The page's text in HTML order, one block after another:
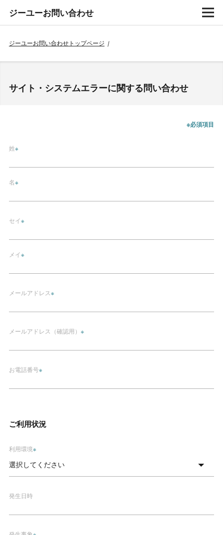
ジーユーお問い合わせ
ジーユーお問い合わせトップページ /
サイト・システムエラーに関する問い合わせ
※必須項目
姓※
名※
セイ※
メイ※
メールアドレス※
メールアドレス （確認用） ※
お電話番号※
ご利用状況
利用環境※
発生日時